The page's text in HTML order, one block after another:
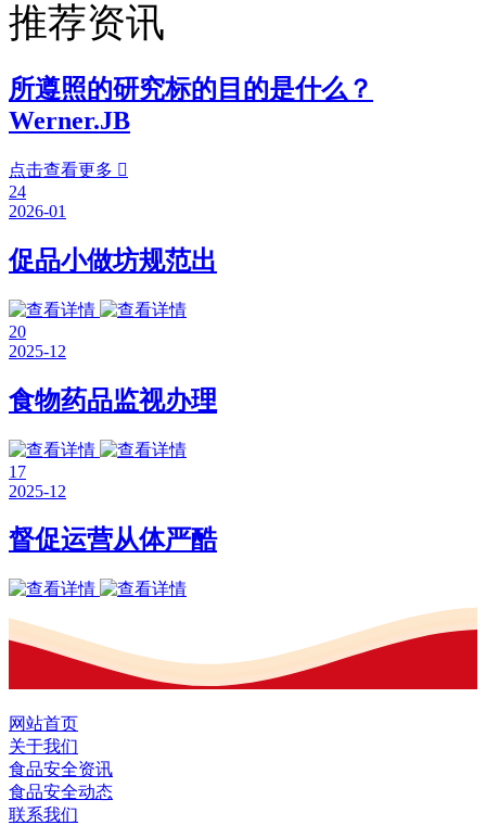
推荐资讯
所遵照的研究标的目的是什么？
Werner.JB
点击查看更多 
24
2026-01
促品小做坊规范出
20
2025-12
食物药品监视办理
17
2025-12
督促运营从体严酷
网站首页
关于我们
食品安全资讯
食品安全动态
联系我们